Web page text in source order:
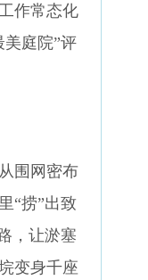
作常态化
庭院”评
围网密布
“捞”出致
，让淤塞
变身千座